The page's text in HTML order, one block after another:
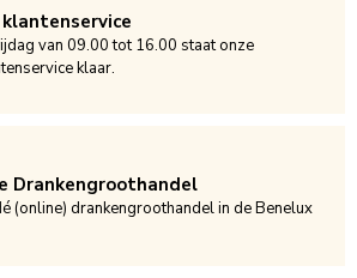
van 09.00 tot 16.00 staat onze
klaar.
Drankengroothandel
(online) drankengroothandel in de Benelux